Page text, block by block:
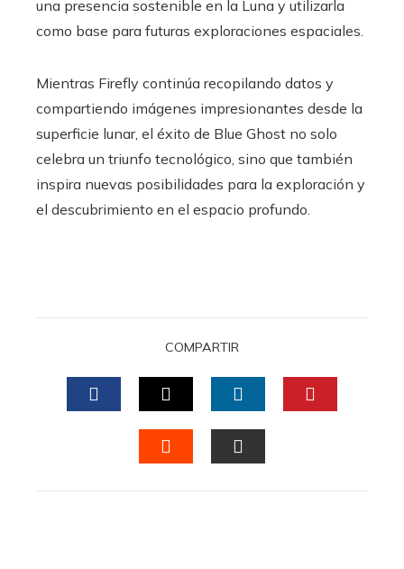
una presencia sostenible en la Luna y utilizarla
como base para futuras exploraciones espaciales.
Mientras Firefly continúa recopilando datos y
compartiendo imágenes impresionantes desde la
superficie lunar, el éxito de Blue Ghost no solo
celebra un triunfo tecnológico, sino que también
inspira nuevas posibilidades para la exploración y
el descubrimiento en el espacio profundo.
COMPARTIR
FACEBOOKTWITTERLINKEDIN